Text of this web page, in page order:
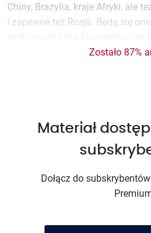
Chiny, Brazylia, kraje Afryki, ale
i zapewne też Rosja. Będą się
Zostało 87%
Materiał
Dołącz do